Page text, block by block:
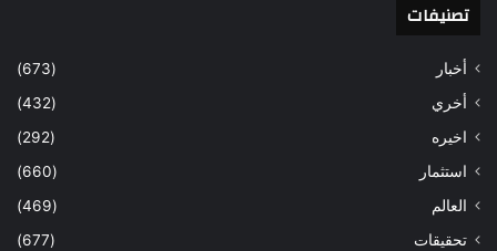
تصنيفات
أخبار
(673)
أخري
(432)
اخيره
(292)
استثمار
(660)
العالم
(469)
تحقيقات
(677)